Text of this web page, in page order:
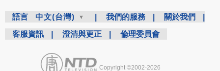
語言 中文(台灣) 我們的服務 關於我們
客服資訊 澄清與更正 倫理委員會
Copyright ©2002-2026